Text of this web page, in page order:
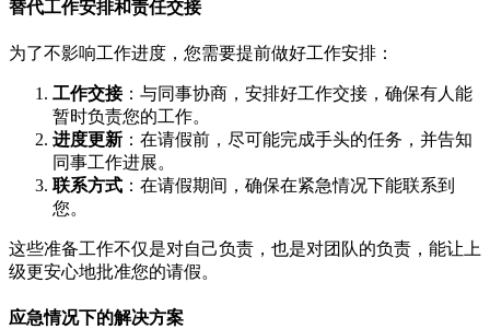
替代工作安排和责任交接
为了不影响工作进度，您需要提前做好工作安排：
工作交接：与同事协商，安排好工作交接，确保有人能
暂时负责您的工作。
进度更新 ：在请假前，尽可能完成手头的任务，并告知
同事工作进展。
联系方式 ：在请假期间，确保在紧急情况下能联系到
您。
这些准备工作不仅是对自己负责，也是对团队的负责，能让上
级更安心地批准您的请假。
应急情况下的解决方案